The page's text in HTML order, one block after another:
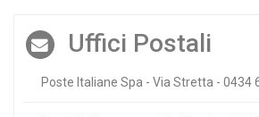
Uffici Postali
Poste Italiane Spa - Via Stretta - 0434